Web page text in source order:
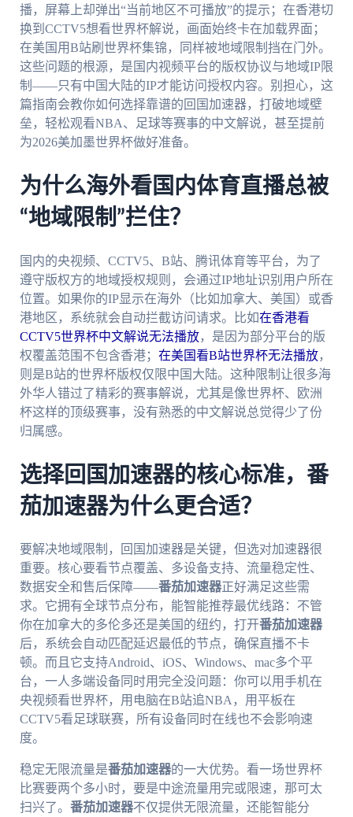
播，屏幕上却弹出“当前地区不可播放”的提示；在香港切
换到CCTV5想看世界杯解说，画面始终卡在加载界面；
在美国用B站刷世界杯集锦，同样被地域限制挡在门外。
这些问题的根源，是国内视频平台的版权协议与地域IP限
制——只有中国大陆的IP才能访问授权内容。别担心，这
篇指南会教你如何选择靠谱的回国加速器，打破地域壁
垒，轻松观看NBA、足球等赛事的中文解说，甚至提前
为2026美加墨世界杯做好准备。
为什么海外看国内体育直播总被
“地域限制”拦住？
国内的央视频、CCTV5、B站、腾讯体育等平台，为了
遵守版权方的地域授权规则，会通过IP地址识别用户所在
位置。如果你的IP显示在海外（比如加拿大、美国）或香
港地区，系统就会自动拦截访问请求。比如在香港看
CCTV5世界杯中文解说无法播放，是因为部分平台的版
权覆盖范围不包含香港； 在美国看B站世界杯无法播放，
则是B站的世界杯版权仅限中国大陆。这种限制让很多海
外华人错过了精彩的赛事解说，尤其是像世界杯、欧洲
杯这样的顶级赛事，没有熟悉的中文解说总觉得少了份
归属感。
选择回国加速器的核心标准，番
茄加速器为什么更合适？
要解决地域限制，回国加速器是关键，但选对加速器很
重要。核心要看节点覆盖、多设备支持、流量稳定性、
数据安全和售后保障——番茄加速器正好满足这些需
求。它拥有全球节点分布，能智能推荐最优线路：不管
你在加拿大的多伦多还是美国的纽约，打开番茄加速器
后，系统会自动匹配延迟最低的节点，确保直播不卡
顿。而且它支持Android、iOS、Windows、mac多个平
台，一人多端设备同时用完全没问题：你可以用手机在
央视频看世界杯，用电脑在B站追NBA，用平板在
CCTV5看足球联赛，所有设备同时在线也不会影响速
度。
稳定无限流量是番茄加速器的一大优势。看一场世界杯
比赛要两个多小时，要是中途流量用完或限速，那可太
扫兴了。 番茄加速器不仅提供无限流量，还能智能分